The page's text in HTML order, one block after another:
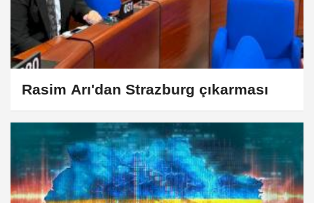
Rasim Arı'dan Strazburg çıkarması